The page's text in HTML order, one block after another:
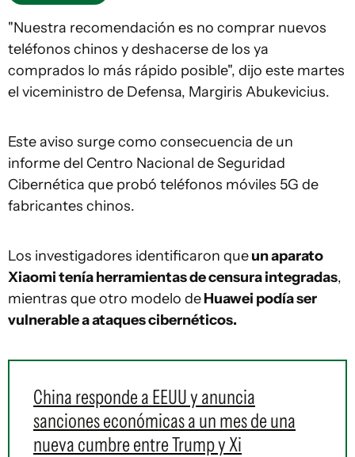
"Nuestra recomendación es no comprar nuevos
teléfonos chinos y deshacerse de los ya
comprados lo más rápido posible", dijo este martes
el viceministro de Defensa, Margiris Abukevicius.
Este aviso surge como consecuencia de un
informe del Centro Nacional de Seguridad
Cibernética que probó teléfonos móviles 5G de
fabricantes chinos.
Los investigadores identificaron queun aparato
Xiaomi tenía herramientas de censura integradas,
mientras que otro modelo deHuawei podía ser
vulnerable a ataques cibernéticos.
China responde a EEUU y anuncia
sanciones económicas a un mes de una
nueva cumbre entre Trump y Xi